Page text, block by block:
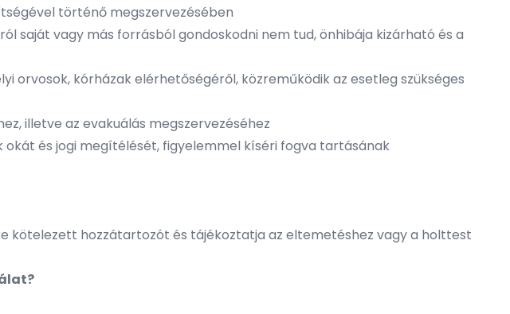
történő megszervezésében
saját vagy más forrásból gondoskodni nem tud, önhibája kizárható és a
orvosok, kórházak elérhetőségéről, közreműködik az esetleg szükséges
illetve az evakuálás megszervezéséhez
és jogi megítélését, figyelemmel kíséri fogva tartásának
kötelezett hozzátartozót és tájékoztatja az eltemetéshez vagy a holttest